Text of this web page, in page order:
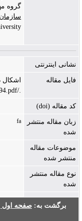
گروه
سازمان
نشانی اینترنتی
فایل مقاله
اشکال
کد مقاله (doi)
زبان مقاله منتشر
شده
موضوعات مقاله
منتشر شده
نوع مقاله منتشر
شده
برگشت به:صفحه اول